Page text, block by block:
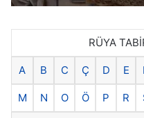
RÜYA
A B C Ç D E
M N O Ö P R